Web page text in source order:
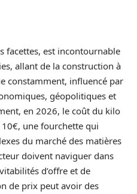
facettes, est incontournable
allant de la construction à
constamment, influencé par
géopolitiques et
en 2026, le coût du kilo
une fourchette qui
du marché des matières
doivent naviguer dans
d’offre et de
de prix peut avoir des